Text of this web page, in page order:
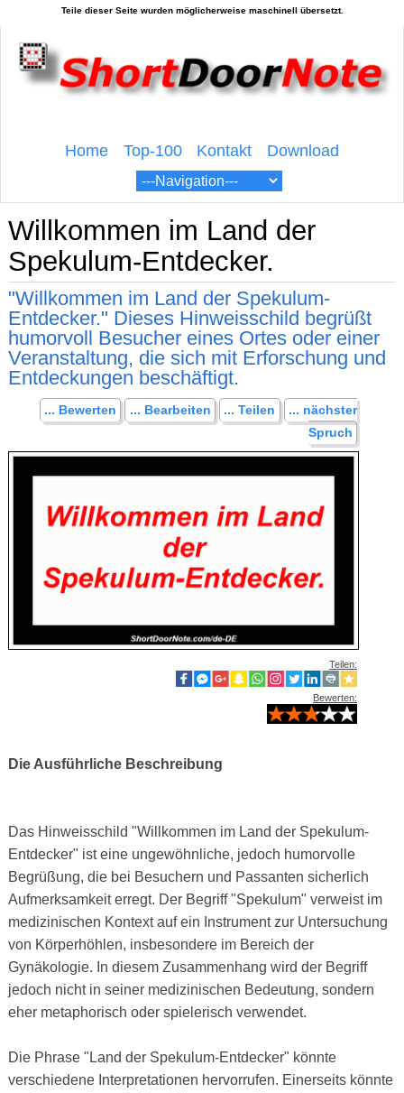
Home Top-100 Kontakt Download
Willkommen im Land der
Spekulum-Entdecker.
"Willkommen im Land der Spekulum-
Entdecker." Dieses Hinweisschild begrüßt
humorvoll Besucher eines Ortes oder einer
Veranstaltung, die sich mit Erforschung und
Entdeckungen beschäftigt.
... Bewerten ... Bearbeiten ... Teilen
... nächster
Spruch
Teilen:
Bewerten:
Die Ausführliche Beschreibung
Das Hinweisschild "Willkommen im Land der Spekulum-
Entdecker" ist eine ungewöhnliche, jedoch humorvolle
Begrüßung, die bei Besuchern und Passanten sicherlich
Aufmerksamkeit erregt. Der Begriff "Spekulum" verweist im
medizinischen Kontext auf ein Instrument zur Untersuchung
von Körperhöhlen, insbesondere im Bereich der
Gynäkologie. In diesem Zusammenhang wird der Begriff
jedoch nicht in seiner medizinischen Bedeutung, sondern
eher metaphorisch oder spielerisch verwendet.
Die Phrase "Land der Spekulum-Entdecker" könnte
verschiedene Interpretationen hervorrufen. Einerseits könnte